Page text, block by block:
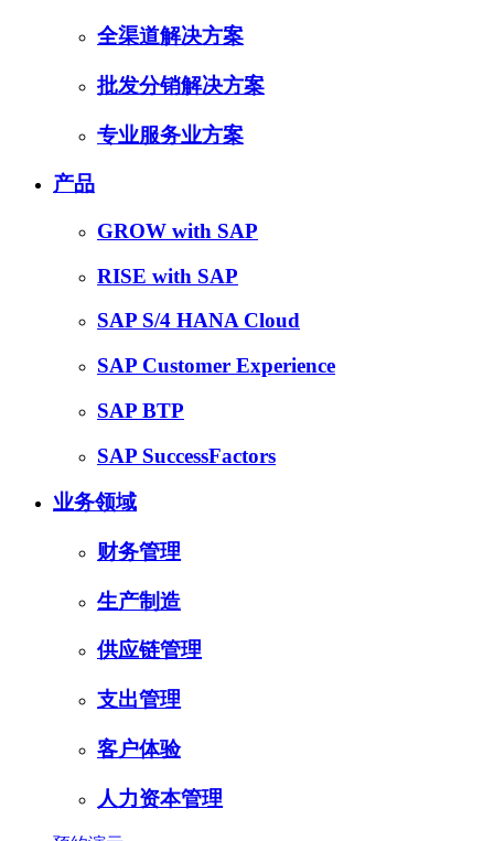
全渠道解决方案
批发分销解决方案
专业服务业方案
产品
GROW with SAP
RISE with SAP
SAP S/4 HANA Cloud
SAP Customer Experience
SAP BTP
SAP SuccessFactors
业务领域
财务管理
生产制造
供应链管理
支出管理
客户体验
人力资本管理